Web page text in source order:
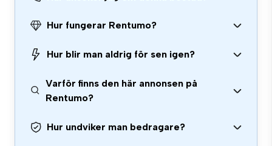
Hur fungerar Rentumo?
Hur blir man aldrig för sen igen?
Varför finns den här annonsen på
Rentumo?
Hur undviker man bedragare?